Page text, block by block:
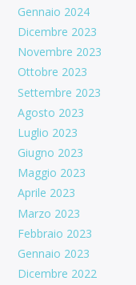
Gennaio 2024
Dicembre 2023
Novembre 2023
Ottobre 2023
Settembre 2023
Agosto 2023
Luglio 2023
Giugno 2023
Maggio 2023
Aprile 2023
Marzo 2023
Febbraio 2023
Gennaio 2023
Dicembre 2022